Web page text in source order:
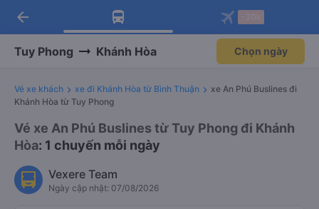
Tải app Vexere ngay!
Nhận ưu đãi thành viên độc
Mở app
Tải app Vexere
-30k/ghế khi đặt vé máy bay qua
Mở app
arrow_back
Tuy Phong Khánh Hòa Chọn ngày
Vé xe khách xe đi Khánh Hòa từ Bình Thuận
xe An Phú Buslines đi
Khánh Hòa từ Tuy Phong
Vé xe An Phú Buslines từ Tuy Phong đi Khánh
Hòa: 1 chuyến mỗi ngày
Vexere Team
Ngày cập nhật: 07/08/2026